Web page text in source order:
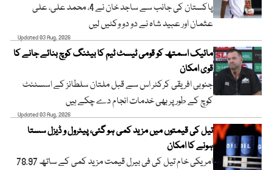
پاکستان کی جانب سے ساجد خان نے 4، محمد علی، علی
عثمان اور عبید شاہ نے دو دو وکٹیں لیں
Updated 03 Aug, 2026
مائیک اسمتھ کو قومی ٹیسٹ ٹیم کا بیٹنگ کوچ بنائے جانے کا
قوی امکان
جنوبی افریقی کرکٹر اس سے قبل ملتان سلطانز کے اسسٹنٹ
کوچ کے طور پر بھی خدمات انجام دے چکے ہیں
Updated 03 Aug, 2026
تیل کی قیمتوں میں مزید کمی ہو گئی، پیٹرول و ڈیزل سستا
ہونے کا امکان
امریکی خام تیل کی فی بیرل قیمت مزید کمی کے ساتھ 78.97